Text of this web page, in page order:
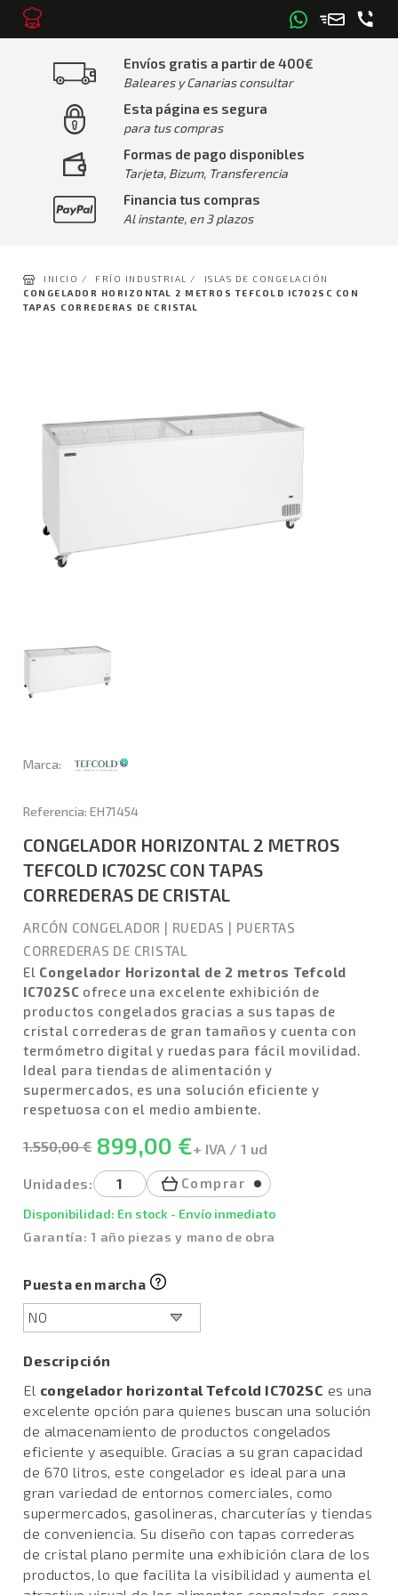
Envíos gratis a partir de 400€
Baleares y Canarias consultar
Esta página es segura
para tus compras
Formas de pago disponibles
Tarjeta, Bizum, Transferencia
Financia tus compras
Al instante, en 3 plazos
INICIO / FRÍO INDUSTRIAL /
ISLAS DE CONGELACIÓN
CONGELADOR HORIZONTAL 2 METROS TEFCOLD IC702SC CON
TAPAS CORREDERAS DE CRISTAL
Marca:
Referencia: EH71454
CONGELADOR HORIZONTAL 2 METROS
TEFCOLD IC702SC CON TAPAS
CORREDERAS DE CRISTAL
ARCÓN CONGELADOR | RUEDAS | PUERTAS
CORREDERAS DE CRISTAL
El Congelador Horizontal de 2 metros Tefcold
IC702SC ofrece una excelente exhibición de
productos congelados gracias a sus tapas de
cristal correderas de gran tamaños y cuenta con
termómetro digital y ruedas para fácil movilidad.
Ideal para tiendas de alimentación y
supermercados, es una solución eficiente y
respetuosa con el medio ambiente.
1.550,00 € 899,00 €+ IVA / 1 ud
Unidades: Comprar
Disponibilidad: En stock - Envío inmediato
Garantía: 1 año piezas y mano de obra
Puesta en marcha
Descripción
El congelador horizontal Tefcold IC702SC es una
excelente opción para quienes buscan una solución
de almacenamiento de productos congelados
eficiente y asequible. Gracias a su gran capacidad
de 670 litros, este congelador es ideal para una
gran variedad de entornos comerciales, como
supermercados, gasolineras, charcuterías y tiendas
de conveniencia. Su diseño con tapas correderas
de cristal plano permite una exhibición clara de los
productos, lo que facilita la visibilidad y aumenta el